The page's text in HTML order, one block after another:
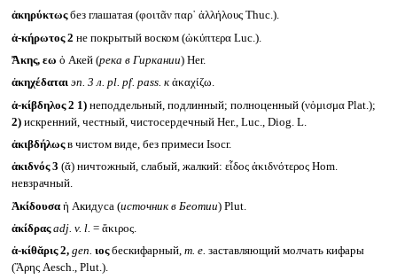
ἀκηρύκτωςбез глашатая (φοιτᾶν παρ᾽ ἀλλήλους Thuc.).
ἀ-κήρωτος 2 не покрытый воском (ὠκύπτερα Luc.).
Ἄκης, εω ὁ Акей (река в Гиркании) Her.
ἀκηχέδαται эп. 3 л. pl. pf. pass. кἀκαχίζω.
ἀ-κίβδηλος 2 1)неподдельный, подлинный; полноценный (νὁμισμα Plat.);
2)искренний, честный, чистосердечный Her., Luc., Diog. L.
ἀκιβδήλωςв чистом виде, без примеси Isocr.
ἀκιδνός 3 (ᾰ) ничтожный, слабый, жалкий: εἶδος ἀκιδνότερος Hom.
невзрачный.
Ἀκίδουσα ἡ Акидуса (источник в Беотии) Plut.
ἀκίδρας adj. v. l. = ἄκιρος.
ἀ-κίθᾰρις 2, gen. ιοςбескифарный, т. е. заставляющий молчать кифары
(Ἄρης Aesch., Plut.).